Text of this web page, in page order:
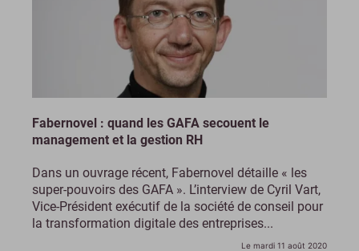
Fabernovel : quand les GAFA secouent le
management et la gestion RH
Dans un ouvrage récent, Fabernovel détaille « les
super-pouvoirs des GAFA ». L’interview de Cyril Vart,
Vice-Président exécutif de la société de conseil pour
la transformation digitale des entreprises...
Le mardi 11 août 2020